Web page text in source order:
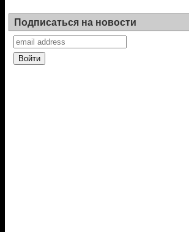
Подписаться на новости